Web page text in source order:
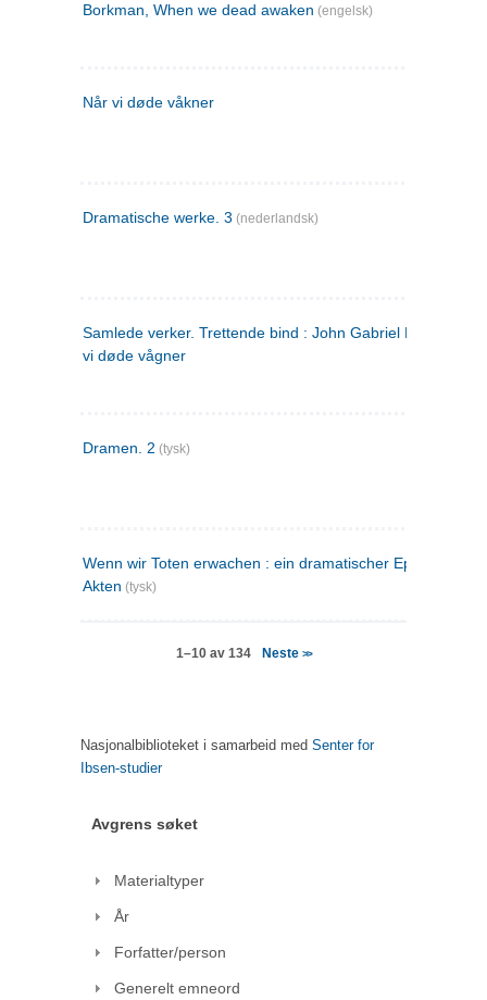
Borkman, When we dead awaken (engelsk)
Når vi døde våkner
Dramatische werke. 3 (nederlandsk)
Samlede verker. Trettende bind : John Gabriel Borkman ;
vi døde vågner
Dramen. 2 (tysk)
Wenn wir Toten erwachen : ein dramatischer Epilog in drei
Akten (tysk)
1–10 av 134 Neste >>
Nasjonalbiblioteket i samarbeid med Senter for
Ibsen-studier
Avgrens søket
Materialtyper
År
Forfatter/person
Generelt emneord